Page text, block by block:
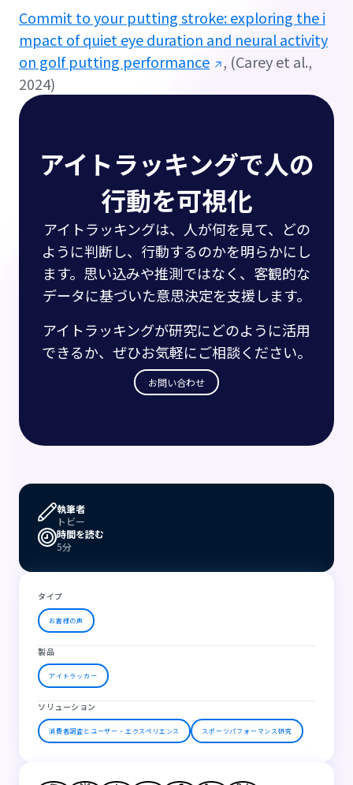
Commit to your putting stroke: exploring the i
mpact of quiet eye duration and neural activity
on golf putting performance
, (Carey et al.,
2024)
アイトラッキングで人の
行動を可視化
アイトラッキングは、人が何を見て、どの
ように判断し、行動するのかを明らかにし
ます。思い込みや推測ではなく、客観的な
データに基づいた意思決定を支援します。
アイトラッキングが研究にどのように活用
できるか、ぜひお気軽にご相談ください。
お問い合わせ
執筆者
トビー
時間を読む
5分
タイプ
お客様の声
製品
アイトラッカー
ソリューション
消費者調査とユーザー・エクスペリエンス スポーツパフォーマンス研究